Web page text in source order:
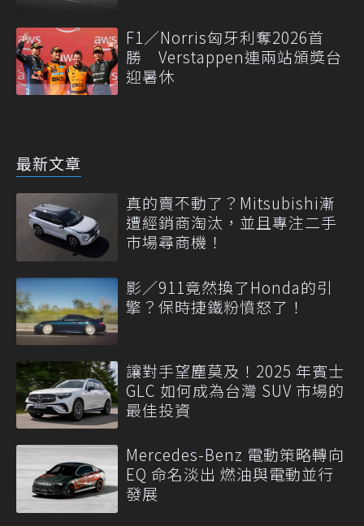
F1／Norris匈牙利奪2026首
勝 Verstappen連兩站頒獎台
迎暑休
最新文章
真的賣不動了？Mitsubishi漸
遭經銷商淘汰，並且專注二手
市場尋商機！
影／911竟然換了Honda的引
擎？保時捷鐵粉憤怒了！
讓對手望塵莫及！2025 年賓士
GLC 如何成為台灣 SUV 市場的
最佳投資
Mercedes-Benz 電動策略轉向
EQ 命名淡出 燃油與電動並行
發展